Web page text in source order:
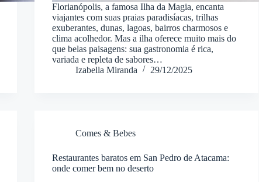
Florianópolis, a famosa Ilha da Magia, encanta
viajantes com suas praias paradisíacas, trilhas
exuberantes, dunas, lagoas, bairros charmosos e
clima acolhedor. Mas a ilha oferece muito mais do
que belas paisagens: sua gastronomia é rica,
variada e repleta de sabores…
Izabella Miranda
29/12/2025
Comes & Bebes
Restaurantes baratos em San Pedro de Atacama:
onde comer bem no deserto